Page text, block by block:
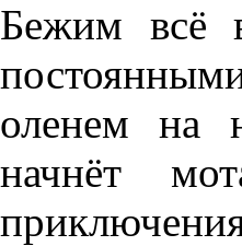
Бежим всё
оленем на
начнёт